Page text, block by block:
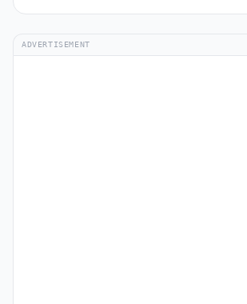
ADVERTISEMENT